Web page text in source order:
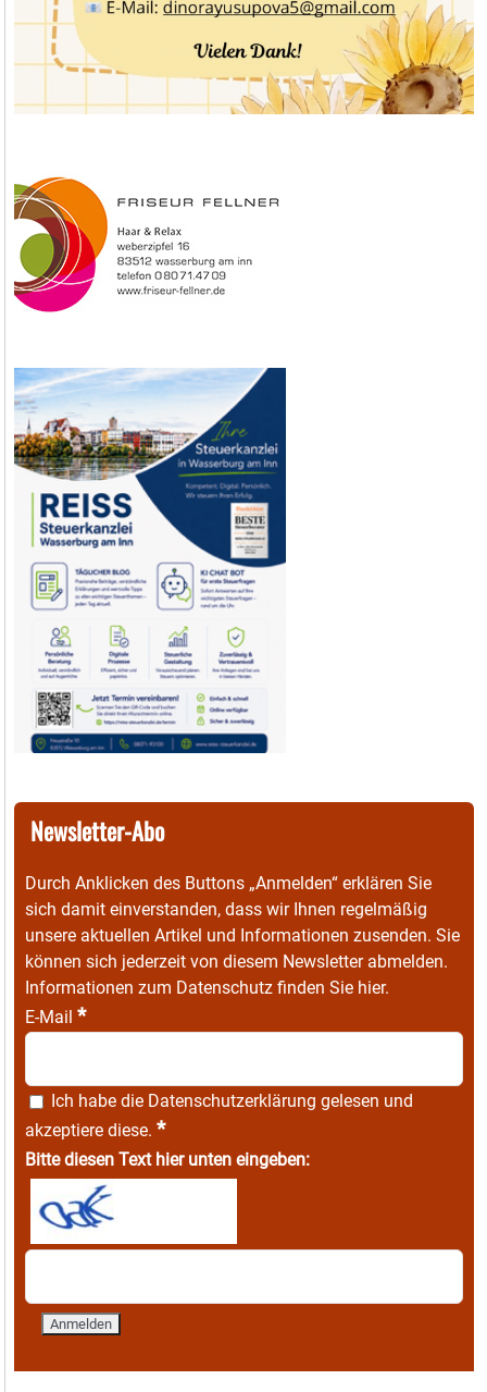
Newsletter-Abo
Durch Anklicken des Buttons „Anmelden“ erklären Sie
sich damit einverstanden, dass wir Ihnen regelmäßig
unsere aktuellen Artikel und Informationen zusenden. Sie
können sich jederzeit von diesem Newsletter abmelden.
Informationen zum Datenschutz finden Sie hier.
E-Mail *
Ich habe die Datenschutzerklärung gelesen und
akzeptiere diese. *
Bitte diesen Text hier unten eingeben: